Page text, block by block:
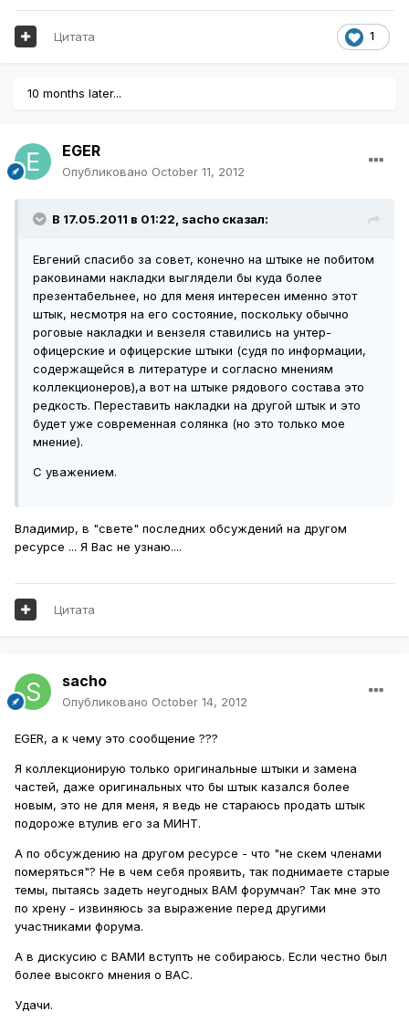
1
Цитата
10 months later...
EGER
Опубликовано October 11, 2012
В 17.05.2011 в 01:22, sacho сказал:
Евгений спасибо за совет, конечно на штыке не побитом
раковинами накладки выглядели бы куда более
презентабельнее, но для меня интересен именно этот
штык, несмотря на его состояние, поскольку обычно
роговые накладки и вензеля ставились на унтер-
офицерские и офицерские штыки (судя по информации,
содержащейся в литературе и согласно мнениям
коллекционеров),а вот на штыке рядового состава это
редкость. Переставить накладки на другой штык и это
будет уже современная солянка (но это только мое
мнение).
С уважением.
Владимир, в "свете" последних обсуждений на другом
ресурсе ... Я Вас не узнаю....
Цитата
sacho
Опубликовано October 14, 2012
EGER, а к чему это сообщение ???
Я коллекционирую только оригинальные штыки и замена
частей, даже оригинальных что бы штык казался более
новым, это не для меня, я ведь не стараюсь продать штык
подороже втулив его за МИНТ.
А по обсуждению на другом ресурсе - что "не скем членами
померяться"? Не в чем себя проявить, так поднимаете старые
темы, пытаясь задеть неугодных ВАМ форумчан? Так мне это
по хрену - извиняюсь за выражение перед другими
участниками форума.
А в дискусию с ВАМИ вступть не собираюсь. Если честно был
более высокго мнения о ВАС.
Удачи.